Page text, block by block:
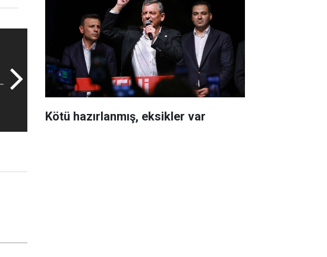
Kötü hazırlanmış, eksikler var